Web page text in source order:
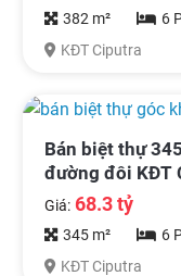
382 m² 6
KĐT Ciputra
Bán biệt thự
đường đôi KĐT
Giá:68.3 tỷ
345 m² 6
KĐT Ciputra